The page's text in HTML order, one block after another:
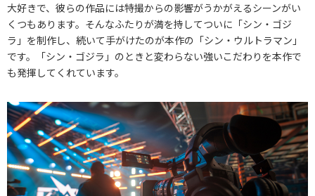
大好きで、彼らの作品には特撮からの影響がうかがえるシーンがい
くつもあります。そんなふたりが満を持してついに「シン・ゴジ
ラ」を制作し、続いて手がけたのが本作の「シン・ウルトラマン」
です。「シン・ゴジラ」のときと変わらない強いこだわりを本作で
も発揮してくれています。